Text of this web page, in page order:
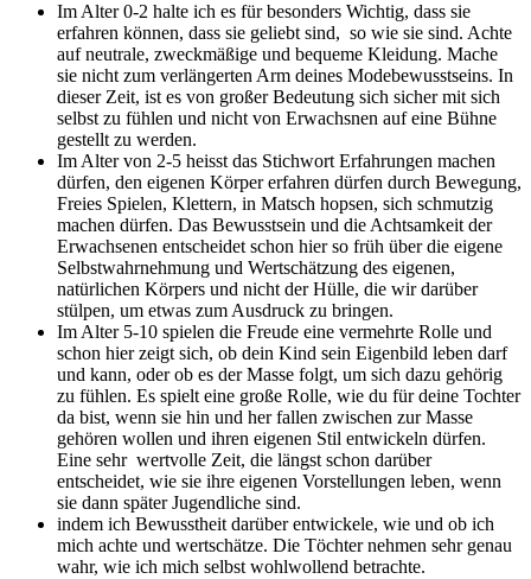
Im Alter 0-2 halte ich es für besonders Wichtig, dass sie
erfahren können, dass sie geliebt sind, so wie sie sind. Achte
auf neutrale, zweckmäßige und bequeme Kleidung. Mache
sie nicht zum verlängerten Arm deines Modebewusstseins. In
dieser Zeit, ist es von großer Bedeutung sich sicher mit sich
selbst zu fühlen und nicht von Erwachsnen auf eine Bühne
gestellt zu werden.
Im Alter von 2-5 heisst das Stichwort Erfahrungen machen
dürfen, den eigenen Körper erfahren dürfen durch Bewegung,
Freies Spielen, Klettern, in Matsch hopsen, sich schmutzig
machen dürfen. Das Bewusstsein und die Achtsamkeit der
Erwachsenen entscheidet schon hier so früh über die eigene
Selbstwahrnehmung und Wertschätzung des eigenen,
natürlichen Körpers und nicht der Hülle, die wir darüber
stülpen, um etwas zum Ausdruck zu bringen.
Im Alter 5-10 spielen die Freude eine vermehrte Rolle und
schon hier zeigt sich, ob dein Kind sein Eigenbild leben darf
und kann, oder ob es der Masse folgt, um sich dazu gehörig
zu fühlen. Es spielt eine große Rolle, wie du für deine Tochter
da bist, wenn sie hin und her fallen zwischen zur Masse
gehören wollen und ihren eigenen Stil entwickeln dürfen.
Eine sehr wertvolle Zeit, die längst schon darüber
entscheidet, wie sie ihre eigenen Vorstellungen leben, wenn
sie dann später Jugendliche sind.
indem ich Bewusstheit darüber entwickele, wie und ob ich
mich achte und wertschätze. Die Töchter nehmen sehr genau
wahr, wie ich mich selbst wohlwollend betrachte.